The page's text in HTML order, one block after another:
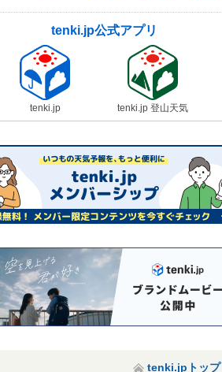
tenki.jp公式アプリ
tenki.jp tenki.jp 登山天気
tenki.jpトップ